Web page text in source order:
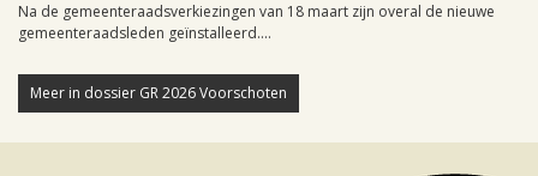
Na de gemeenteraadsverkiezingen van 18 maart zijn overal de nieuwe
gemeenteraadsleden geïnstalleerd....
Meer in dossier GR 2026 Voorschoten